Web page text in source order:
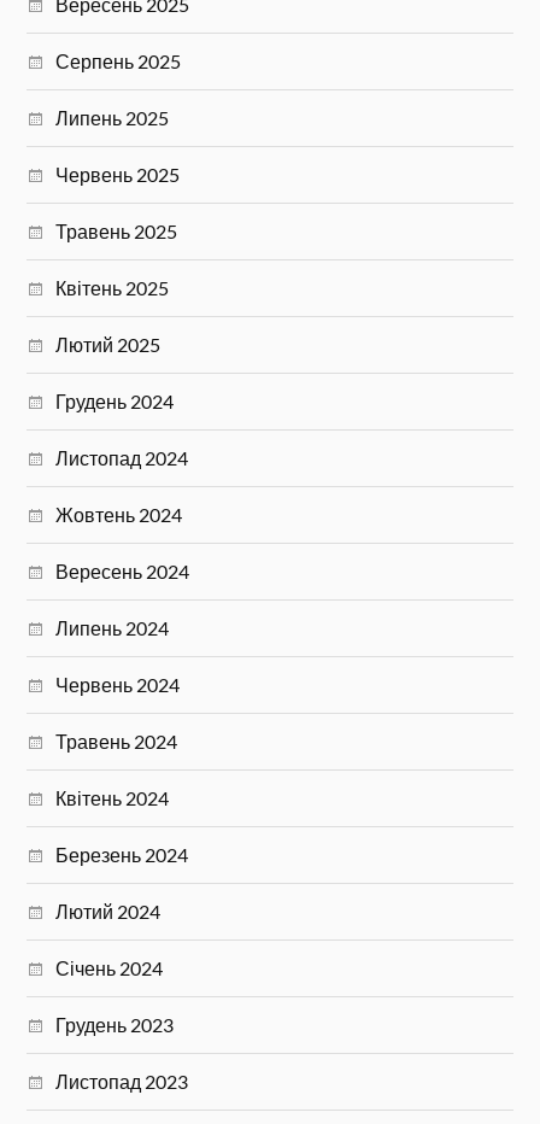
Серпень 2025
Липень 2025
Червень 2025
Травень 2025
Квітень 2025
Лютий 2025
Грудень 2024
Листопад 2024
Жовтень 2024
Вересень 2024
Липень 2024
Червень 2024
Травень 2024
Квітень 2024
Березень 2024
Лютий 2024
Січень 2024
Грудень 2023
Листопад 2023